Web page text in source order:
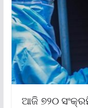
ଆଜି ୭୨୦